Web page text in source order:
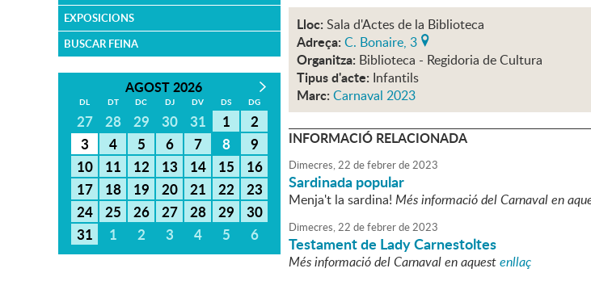
EXPOSICIONS
BUSCAR FEINA
AGOST 2026
DL DT DC DJ DV DS DG
27 28 29 30 31 1
2
3
4 5 6 7 8
9
10
11 12 13 14 15
16
17
18 19 20 21 22
23
24
25 26 27 28 29
30
31
1 2 3 4 5 6
Lloc: Sala d'Actes de la Biblioteca
Adreça: C. Bonaire, 3
Organitza: Biblioteca - Regidoria de Cultura
Tipus d'acte: Infantils
Marc: Carnaval 2023
INFORMACIÓ RELACIONADA
Dimecres,22 defebrerde2023
Sardinada popular
Menja't la sardina! Més informació del Carnaval en
Dimecres,22 defebrerde2023
Testament de Lady Carnestoltes
Més informació del Carnaval en aquestenllaç